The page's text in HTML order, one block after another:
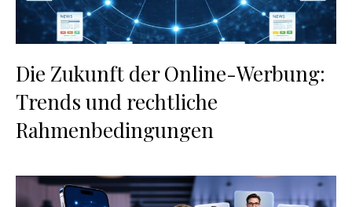
Die Zukunft der Online-Werbung:
Trends und rechtliche
Rahmenbedingungen